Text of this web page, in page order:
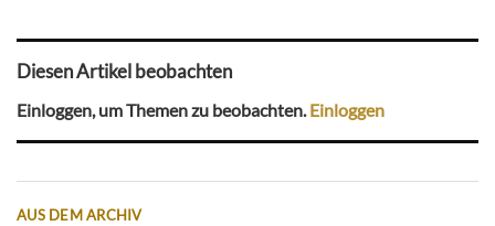
Diesen Artikel beobachten
Einloggen, um Themen zu beobachten.Einloggen
AUS DEM ARCHIV